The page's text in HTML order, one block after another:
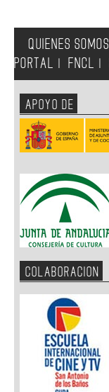
QUIENES SOMOS
PORTAL
FNCL
APOYO DE
COLABORACION